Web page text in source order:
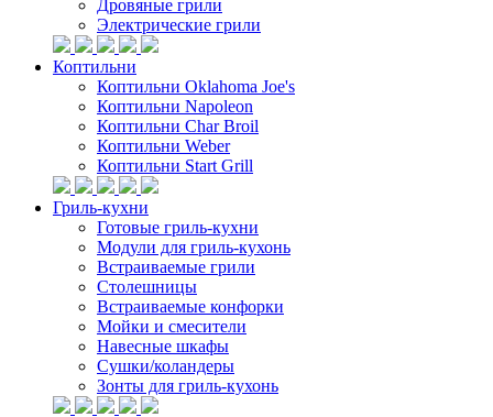
Дровяные грили
Электрические грили
Коптильни
Коптильни Oklahoma Joe's
Коптильни Napoleon
Коптильни Char Broil
Коптильни Weber
Коптильни Start Grill
Гриль-кухни
Готовые гриль-кухни
Модули для гриль-кухонь
Встраиваемые грили
Столешницы
Встраиваемые конфорки
Мойки и смесители
Навесные шкафы
Сушки/коландеры
Зонты для гриль-кухонь